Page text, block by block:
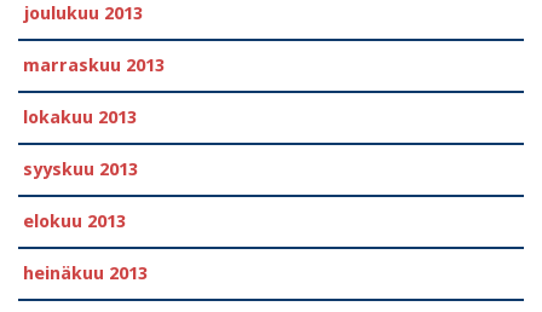
joulukuu 2013
marraskuu 2013
lokakuu 2013
syyskuu 2013
elokuu 2013
heinäkuu 2013